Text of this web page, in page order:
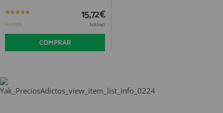
GUÍA DE COMPRA
REGISTRO PROFESIONAL
En STOCK
15,72€
IVA Incl.
COMPRAR